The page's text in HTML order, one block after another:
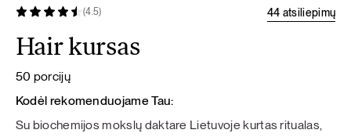
(4.5) 44 atsiliepimų
Hair kursas
50 porcijų
Kodėl rekomenduojame Tau:
Su biochemijos mokslų daktare Lietuvoje kurtas ritualas,